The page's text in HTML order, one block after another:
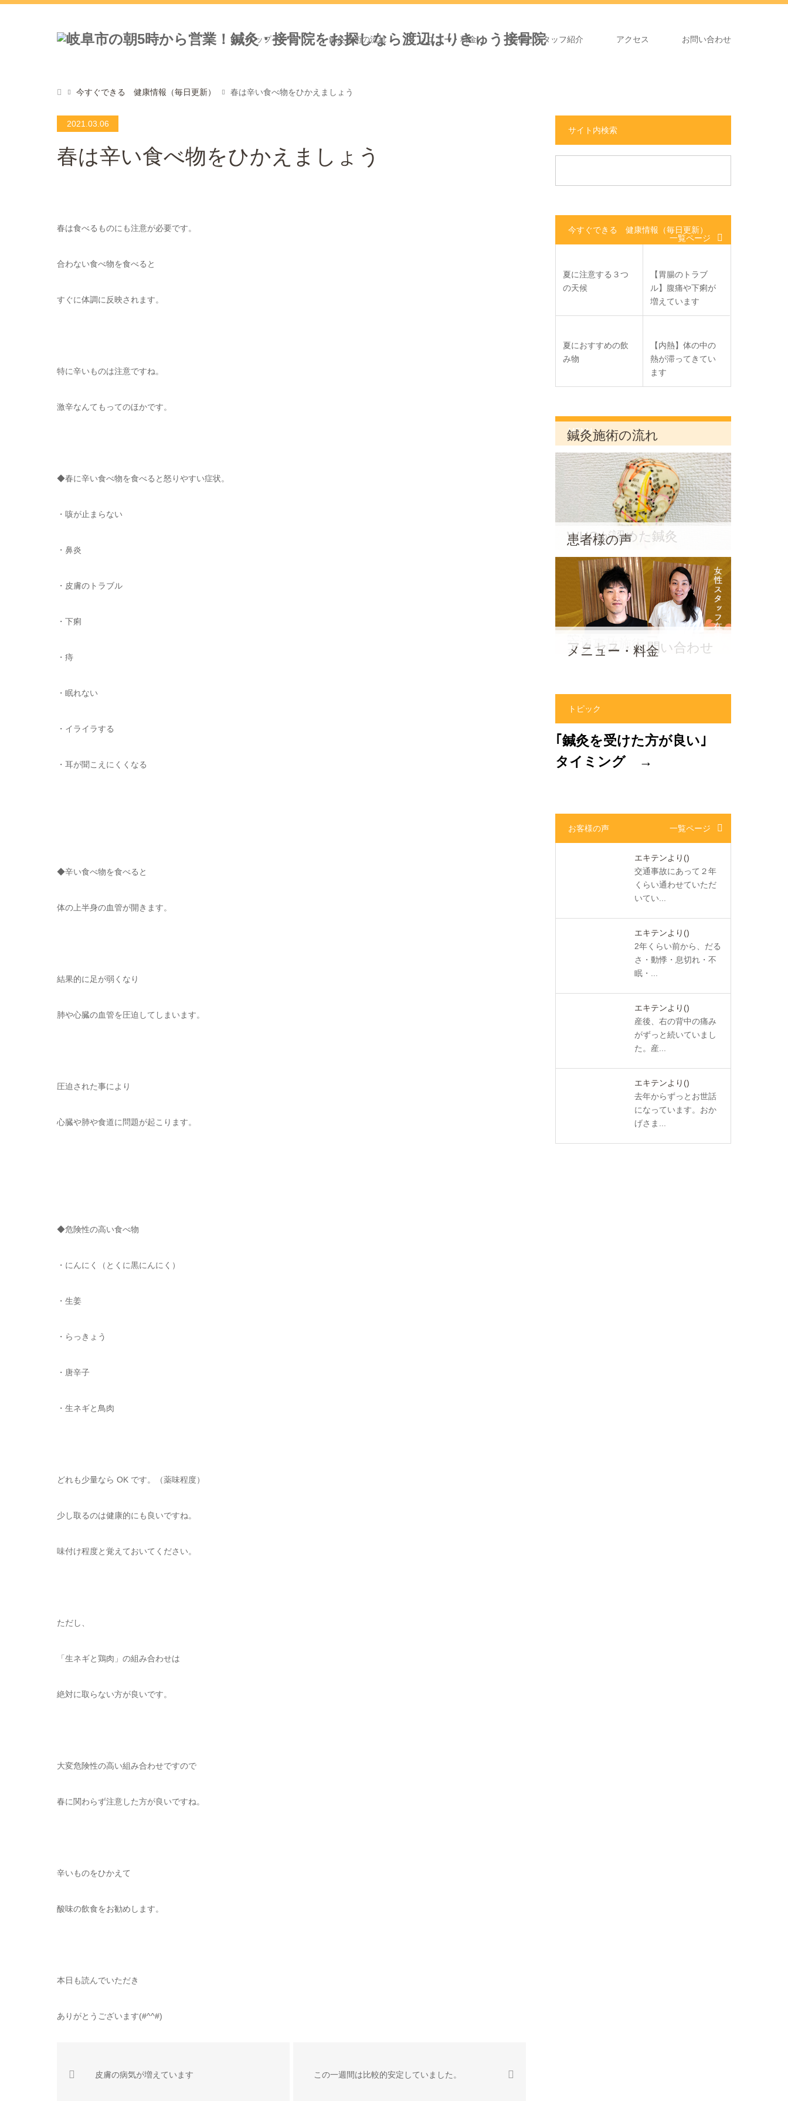
トップページ 鍼灸施術の流れ メニュー・料金 院長とスタッフ紹介 アクセス お問い合わせ
今すぐできる 健康情報（毎日更新） 春は辛い食べ物をひかえましょう
2021.03.06
春は辛い食べ物をひかえましょう
春は食べるものにも注意が必要です。
合わない食べ物を食べると
すぐに体調に反映されます。
特に辛いものは注意ですね。
激辛なんてもってのほかです。
◆春に辛い食べ物を食べると怒りやすい症状。
・咳が止まらない
・鼻炎
・皮膚のトラブル
・下痢
・痔
・眠れない
・イライラする
・耳が聞こえにくくなる
◆辛い食べ物を食べると
体の上半身の血管が開きます。
結果的に足が弱くなり
肺や心臓の血管を圧迫してしまいます。
圧迫された事により
心臓や肺や食道に問題が起こります。
◆危険性の高い食べ物
・にんにく（とくに黒にんにく）
・生姜
・らっきょう
・唐辛子
・生ネギと鳥肉
どれも少量なら OK です。（薬味程度）
少し取るのは健康的にも良いですね。
味付け程度と覚えておいてください。
ただし、
「生ネギと鶏肉」の組み合わせは
絶対に取らない方が良いです。
大変危険性の高い組み合わせですので
春に関わらず注意した方が良いですね。
辛いものをひかえて
酸味の飲食をお勧めします。
本日も読んでいただき
ありがとうございます(#^^#)
皮膚の病気が増えています この一週間は比較的安定していました。
サイト内検索
今すぐできる 健康情報（毎日更新）
一覧ページ
夏に注意する３つ
の天候
【胃腸のトラブ
ル】腹痛や下痢が
増えています
夏におすすめの飲
み物
【内熱】体の中の
熱が滞ってきてい
ます
MENU
鍼灸施術の流れ
WHOが認めた鍼灸
患者様の声
院長・スタッフ
交通事故施術
アクセス・お問い合わせ
メニュー・料金
トピック
｢鍼灸を受けた方が良い｣
タイミング →
お客様の声 一覧ページ
エキテンより ()
交通事故にあって２年
くらい通わせていただ
いてい...
エキテンより ()
2年くらい前から、だる
さ・動悸・息切れ・不
眠・...
エキテンより ()
産後、右の背中の痛み
がずっと続いていまし
た。産...
エキテンより ()
去年からずっとお世話
になっています。おか
げさま...